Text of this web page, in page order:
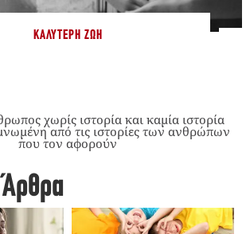
ΚΑΛΎΤΕΡΗ ΖΩΉ
χωρίς ιστορία και καμία ιστορία
από τις ιστορίες των ανθρώπων
που τον αφορούν